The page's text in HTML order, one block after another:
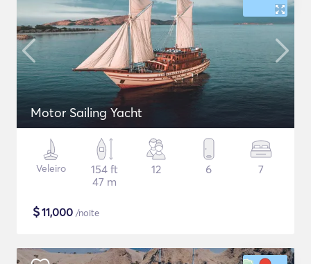
Motor Sailing Yacht
Veleiro
154 ft
47 m
12 6 7
$11,000 /noite